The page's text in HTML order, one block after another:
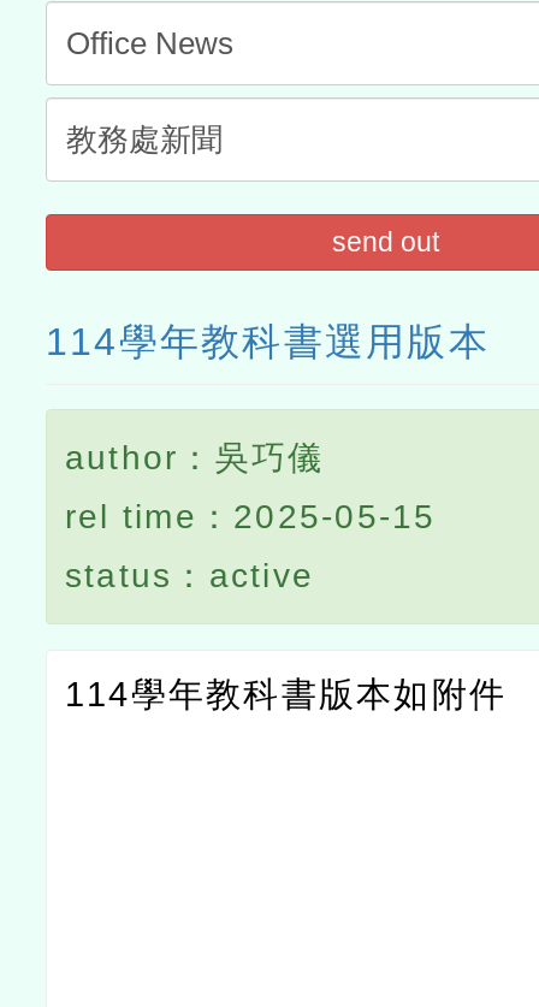
send out
114學年教科書選用版本
author：吳巧儀
rel time：2025-05-15
status：active
114學年教科書版本如附件